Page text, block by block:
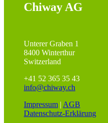
Chiway AG
Unterer Graben 1
8400 Winterthur
Switzerland
+41 52 365 35 43
info@chiway.ch
Impressum | AGB
Datenschutz-Erklärung